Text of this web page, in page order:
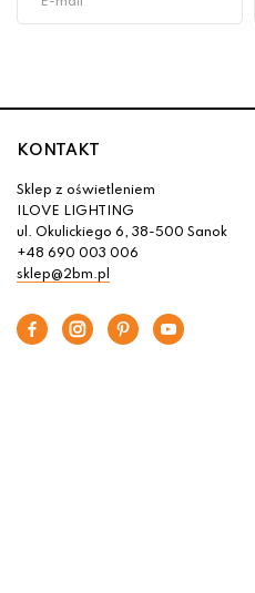
KONTAKT
Sklep z oświetleniem
ILOVE LIGHTING
ul. Okulickiego 6, 38-500 Sanok
+48 690 003 006
sklep@2bm.pl